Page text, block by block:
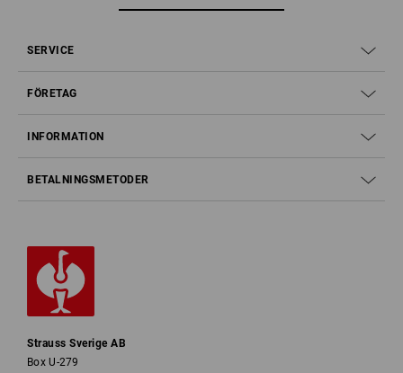
SERVICE
FÖRETAG
INFORMATION
BETALNINGSMETODER
Strauss Sverige AB
Box U-279